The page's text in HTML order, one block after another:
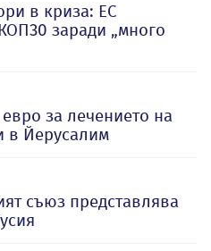
в криза: ЕС
заради „много
за лечението на
в Йерусалим
съюз представлява